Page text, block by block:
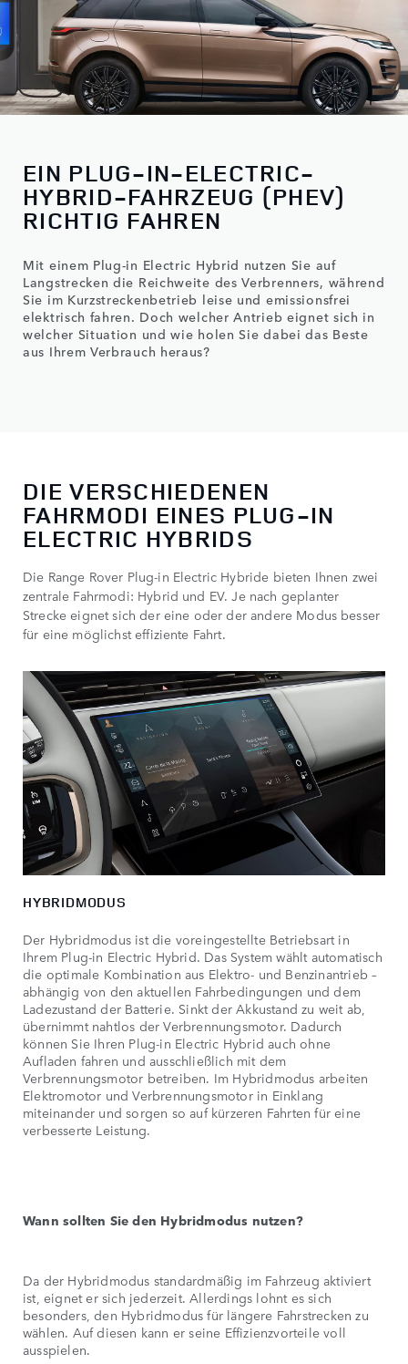
EIN PLUG-IN-ELECTRIC-
HYBRID-FAHRZEUG (PHEV)
RICHTIG FAHREN
Mit einem Plug-in Electric Hybrid nutzen Sie auf
Langstrecken die Reichweite des Verbrenners, während
Sie im Kurzstreckenbetrieb leise und emissionsfrei
elektrisch fahren. Doch welcher Antrieb eignet sich in
welcher Situation und wie holen Sie dabei das Beste
aus Ihrem Verbrauch heraus?
DIE VERSCHIEDENEN
FAHRMODI EINES PLUG-IN
ELECTRIC HYBRIDS
Die Range Rover Plug-in Electric Hybride bieten Ihnen zwei
zentrale Fahrmodi: Hybrid und EV. Je nach geplanter
Strecke eignet sich der eine oder der andere Modus besser
für eine möglichst effiziente Fahrt.
HYBRIDMODUS
Der Hybridmodus ist die voreingestellte Betriebsart in
Ihrem Plug-in Electric Hybrid. Das System wählt automatisch
die optimale Kombination aus Elektro- und Benzinantrieb –
abhängig von den aktuellen Fahrbedingungen und dem
Ladezustand der Batterie. Sinkt der Akkustand zu weit ab,
übernimmt nahtlos der Verbrennungsmotor. Dadurch
können Sie Ihren Plug-in Electric Hybrid auch ohne
Aufladen fahren und ausschließlich mit dem
Verbrennungsmotor betreiben. Im Hybridmodus arbeiten
Elektromotor und Verbrennungsmotor in Einklang
miteinander und sorgen so auf kürzeren Fahrten für eine
verbesserte Leistung.
Wann sollten Sie den Hybridmodus nutzen?
Da der Hybridmodus standardmäßig im Fahrzeug aktiviert
ist, eignet er sich jederzeit. Allerdings lohnt es sich
besonders, den Hybridmodus für längere Fahrstrecken zu
wählen. Auf diesen kann er seine Effizienzvorteile voll
ausspielen.